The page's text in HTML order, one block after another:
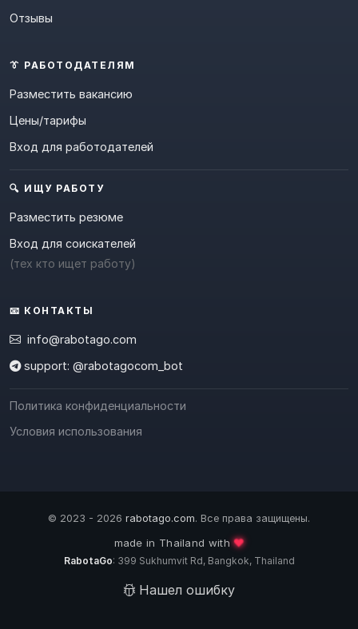
Отзывы
👔 РАБОТОДАТЕЛЯМ
Разместить вакансию
Цены/тарифы
Вход для работодателей
🔍 ИЩУ РАБОТУ
Разместить резюме
Вход для соискателей
(тех кто ищет работу)
📧 КОНТАКТЫ
info@rabotago.com
support: @rabotagocom_bot
Политика конфиденциальности
Условия использования
© 2023 - 2026 rabotago.com. Все права защищены.
made in Thailand with❤️
RabotaGo: 399 Sukhumvit Rd, Bangkok, Thailand
Нашел ошибку